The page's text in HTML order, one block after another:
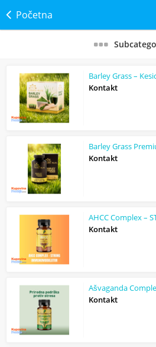
Početna
Barley Grass –
Kontakt
Barley Grass
Kontakt
Kontakt
Ašvaganda
Kontakt